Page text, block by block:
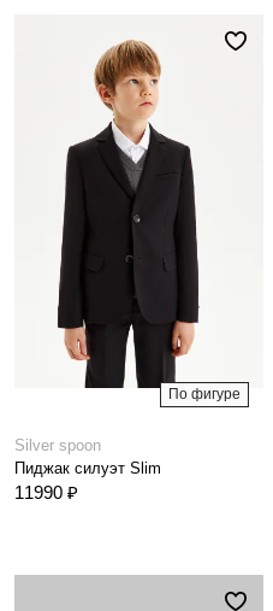
По фигуре
Silver spoon
Пиджак силуэт Slim
11990 ₽